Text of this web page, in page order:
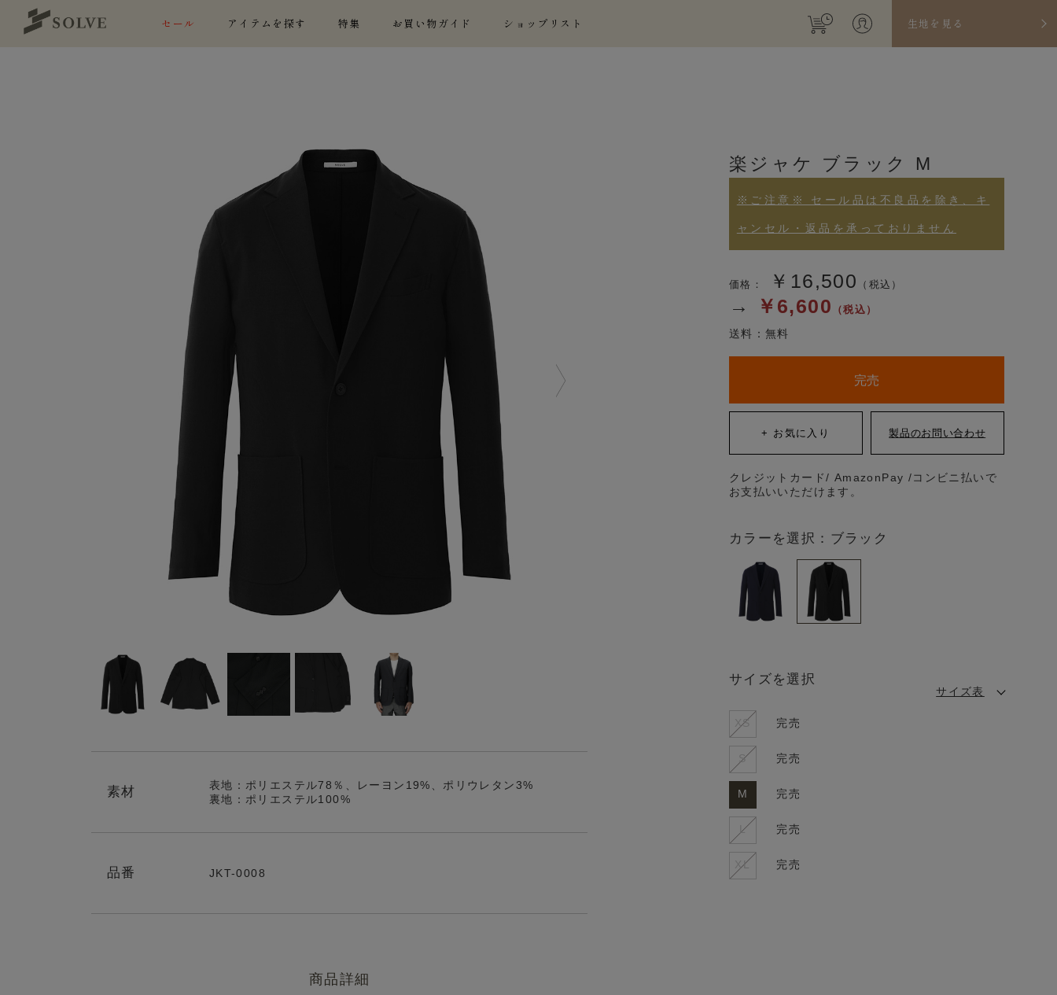
生地を見る
セール アイテムを探す 特集 お買い物ガイド ショップリスト
素材
表地：ポリエステル78％、レーヨン19%、ポリウレタン3%
裏地：ポリエステル100%
品番 JKT-0008
商品詳細
楽ジャケ ブラック M
※ご注意※ セール品は不良品を除き、キ
ャンセル・返品を承っておりません
価格： ￥16,500 （税込）
→ ￥6,600 （税込）
送料：無料
カラーを選択：ブラック
サイズを選択
サイズ表
XS 完売
S 完売
M 完売
L 完売
XL 完売
完売
クレジットカード/ AmazonPay /コンビニ払いで
お支払いいただけます。